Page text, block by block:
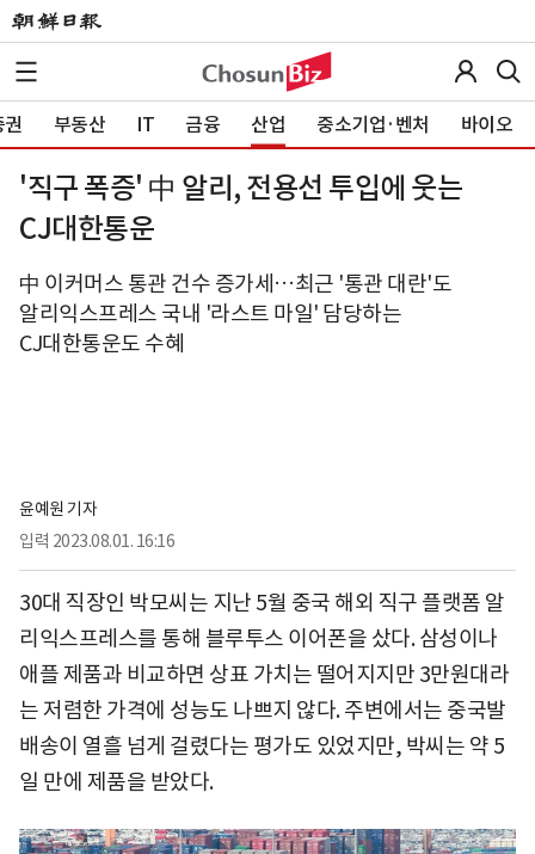
부동산 IT 금융 산업 중소기업·벤처 바이오
'직구 폭증' 中 알리, 전용선 투입에 웃는
CJ대한통운
中 이커머스 통관 건수 증가세…최근 '통관 대란'도
알리익스프레스 국내 '라스트 마일' 담당하는
CJ대한통운도 수혜
윤예원 기자
입력 2023.08.01. 16:16
30대 직장인 박모씨는 지난 5월 중국 해외 직구 플랫폼 알
리익스프레스를 통해 블루투스 이어폰을 샀다. 삼성이나
애플 제품과 비교하면 상표 가치는 떨어지지만 3만원대라
는 저렴한 가격에 성능도 나쁘지 않다. 주변에서는 중국발
배송이 열흘 넘게 걸렸다는 평가도 있었지만, 박씨는 약 5
일 만에 제품을 받았다.